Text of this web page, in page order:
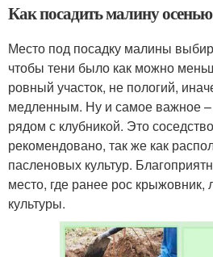
Как посадить малину
Место под посадку малины
чтобы тени было как можно
ровный участок, не пологий,
медленным. Ну и самое важное
рядом с клубникой. Это
рекомендовано, так же как
пасленовых культур.
место, где ранее рос крыжовник,
культуры.